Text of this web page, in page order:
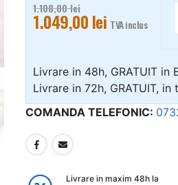
1.108,00lei
1.049,00lei TVA inclus
Livrare in 48h, GRATUIT
Livrare in 72h, GRATUIT,
COMANDA TELEFONIC:
Livrare in maxim 48h la